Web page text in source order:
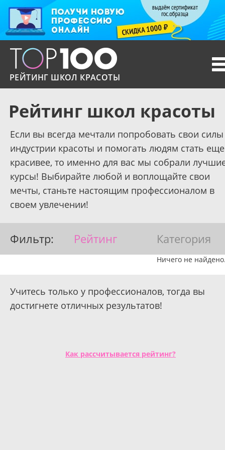
РЕЙТИНГ ШКОЛ КРАСОТЫ
Рейтинг школ красоты
Если вы всегда мечтали попробовать свои
индустрии красоты и помогать людям стать еще
красивее, то именно для вас мы собрали
курсы! Выбирайте любой и воплощайте свои
мечты, станьте настоящим профессионалом в
своем увлечении!
Фильтр: Рейтинг Категория
Ничего не
Учитесь только у профессионалов, тогда вы
достигнете отличных результатов!
Как рассчитывается рейтинг?